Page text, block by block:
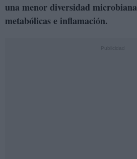
una menor diversidad microbiana
metabólicas e inflamación.